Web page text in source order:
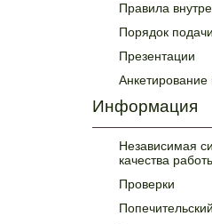
Правила
Порядок
Презентации
Информация
Независимая
качества
Проверки